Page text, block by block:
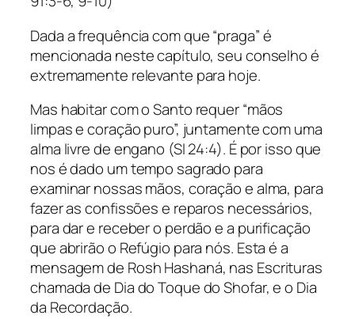
Dada a frequência com que “praga” é
mencionada neste capítulo, seu conselho é
extremamente relevante para hoje.
Mas habitar com o Santo requer “mãos
limpas e coração puro”, juntamente com uma
alma livre de engano (Sl 24:4). É por isso que
nos é dado um tempo sagrado para
examinar nossas mãos, coração e alma, para
fazer as confissões e reparos necessários,
para dar e receber o perdão e a purificação
que abrirão o Refúgio para nós. Esta é a
mensagem de Rosh Hashaná, nas Escrituras
chamada de Dia do Toque do Shofar, e o Dia
da Recordação.